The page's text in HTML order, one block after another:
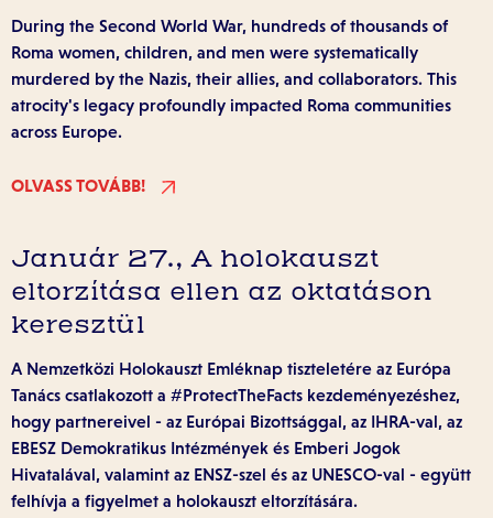
During the Second World War, hundreds of thousands of
Roma women, children, and men were systematically
murdered by the Nazis, their allies, and collaborators. This
atrocity's legacy profoundly impacted Roma communities
across Europe.
OLVASS TOVÁBB!
Január 27., A holokauszt
eltorzítása ellen az oktatáson
keresztül
A Nemzetközi Holokauszt Emléknap tiszteletére az Európa
Tanács csatlakozott a #ProtectTheFacts kezdeményezéshez,
hogy partnereivel - az Európai Bizottsággal, az IHRA-val, az
EBESZ Demokratikus Intézmények és Emberi Jogok
Hivatalával, valamint az ENSZ-szel és az UNESCO-val - együtt
felhívja a figyelmet a holokauszt eltorzítására.